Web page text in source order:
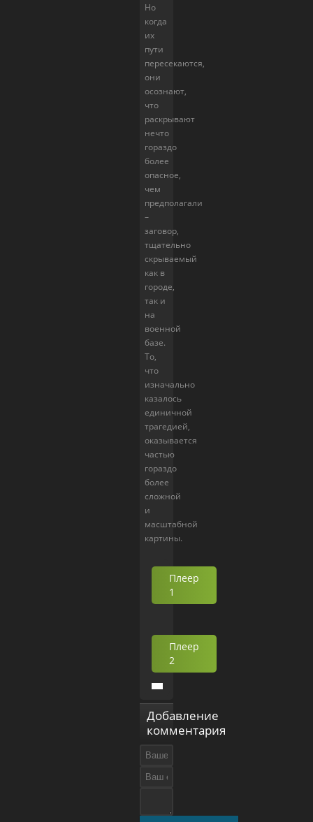
Но
когда
их
пути
пересекаются,
они
осознают,
что
раскрывают
нечто
гораздо
более
опасное,
чем
предполагали
–
заговор,
тщательно
скрываемый
как в
городе,
так и
на
военной
базе.
То,
что
изначально
казалось
единичной
трагедией,
оказывается
частью
гораздо
более
сложной
и
масштабной
картины.
Плеер
1
Плеер
2
Добавление
комментария